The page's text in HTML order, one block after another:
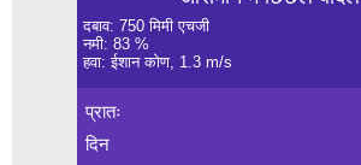
दबाव: 750 मिमी एचजी
नमी: 83 %
हवा: ईशान कोण, 1.3 m/s
प्रातः
दिन